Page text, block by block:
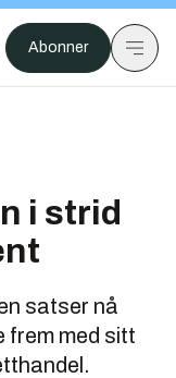
Abonner
i strid
satser nå
frem med sitt